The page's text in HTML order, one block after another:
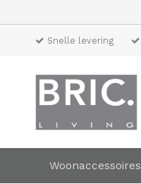
Snelle levering
Woonaccessoires